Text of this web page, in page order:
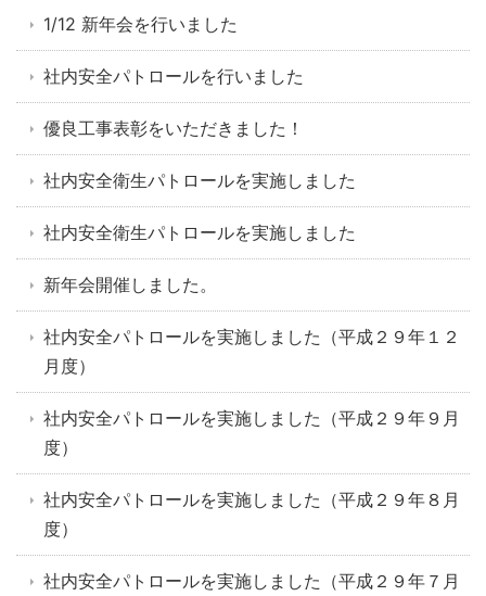
1/12 新年会を行いました
社内安全パトロールを行いました
優良工事表彰をいただきました！
社内安全衛生パトロールを実施しました
社内安全衛生パトロールを実施しました
新年会開催しました。
社内安全パトロールを実施しました（平成２９年１２
月度）
社内安全パトロールを実施しました（平成２９年９月
度）
社内安全パトロールを実施しました（平成２９年８月
度）
社内安全パトロールを実施しました（平成２９年７月